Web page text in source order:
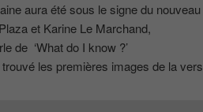
aura été sous le signe du
et Karine Le Marchand,
de ‘What do I know ?’
les premières images de la